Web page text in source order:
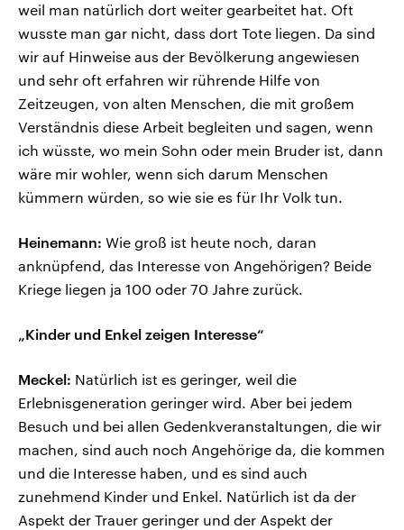
weil man natürlich dort weiter gearbeitet hat. Oft
wusste man gar nicht, dass dort Tote liegen. Da sind
wir auf Hinweise aus der Bevölkerung angewiesen
und sehr oft erfahren wir rührende Hilfe von
Zeitzeugen, von alten Menschen, die mit großem
Verständnis diese Arbeit begleiten und sagen, wenn
ich wüsste, wo mein Sohn oder mein Bruder ist, dann
wäre mir wohler, wenn sich darum Menschen
kümmern würden, so wie sie es für Ihr Volk tun.
Heinemann: Wie groß ist heute noch, daran
anknüpfend, das Interesse von Angehörigen? Beide
Kriege liegen ja 100 oder 70 Jahre zurück.
„Kinder und Enkel zeigen Interesse“
Meckel: Natürlich ist es geringer, weil die
Erlebnisgeneration geringer wird. Aber bei jedem
Besuch und bei allen Gedenkveranstaltungen, die wir
machen, sind auch noch Angehörige da, die kommen
und die Interesse haben, und es sind auch
zunehmend Kinder und Enkel. Natürlich ist da der
Aspekt der Trauer geringer und der Aspekt der